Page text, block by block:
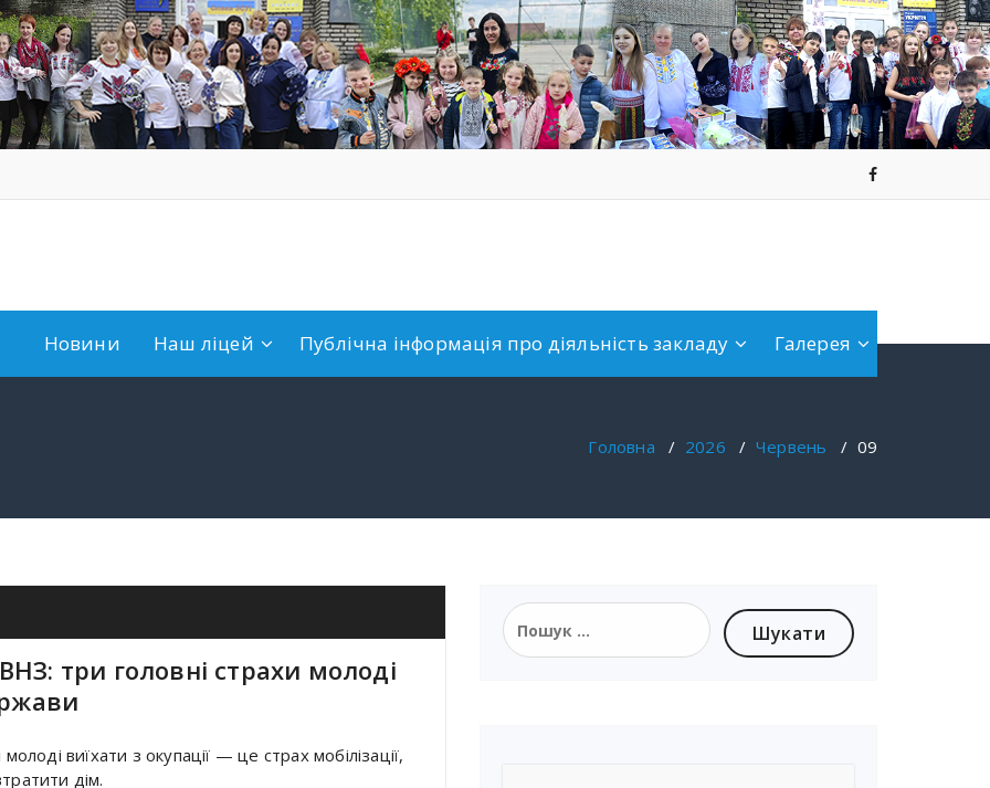
Новини Наш ліцей Публічна інформація про діяльність закладу Галерея
Головна / 2026 / Червень / 09
три головні страхи молоді
виїхати з окупації — це страх мобілізації,
дім.